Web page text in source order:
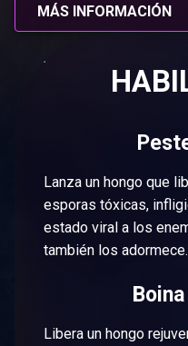
MÁS INFORMACIÓN
Lanza un hongo que
esporas tóxicas,
estado viral a los
también los adormece.
Libera un hongo